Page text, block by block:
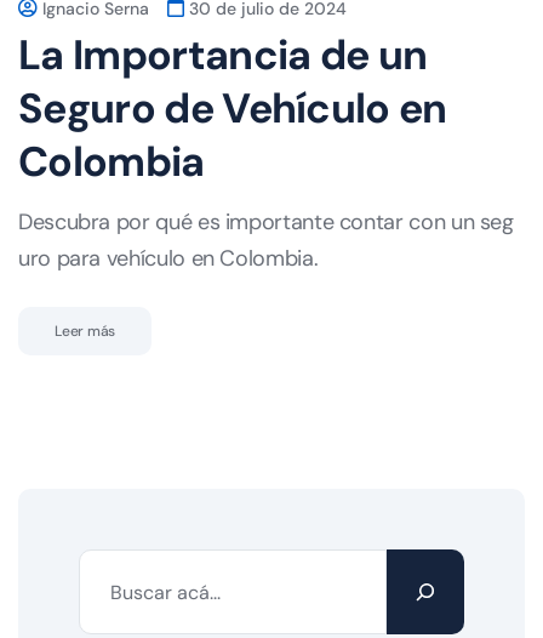
Ignacio Serna 30 de julio de 2024
La Importancia de un
Seguro de Vehículo en
Colombia
Descubra por qué es importante contar con un seg
uro para vehículo en Colombia.
Leer más